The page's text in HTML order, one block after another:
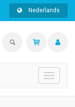
Nederlands
Toggle